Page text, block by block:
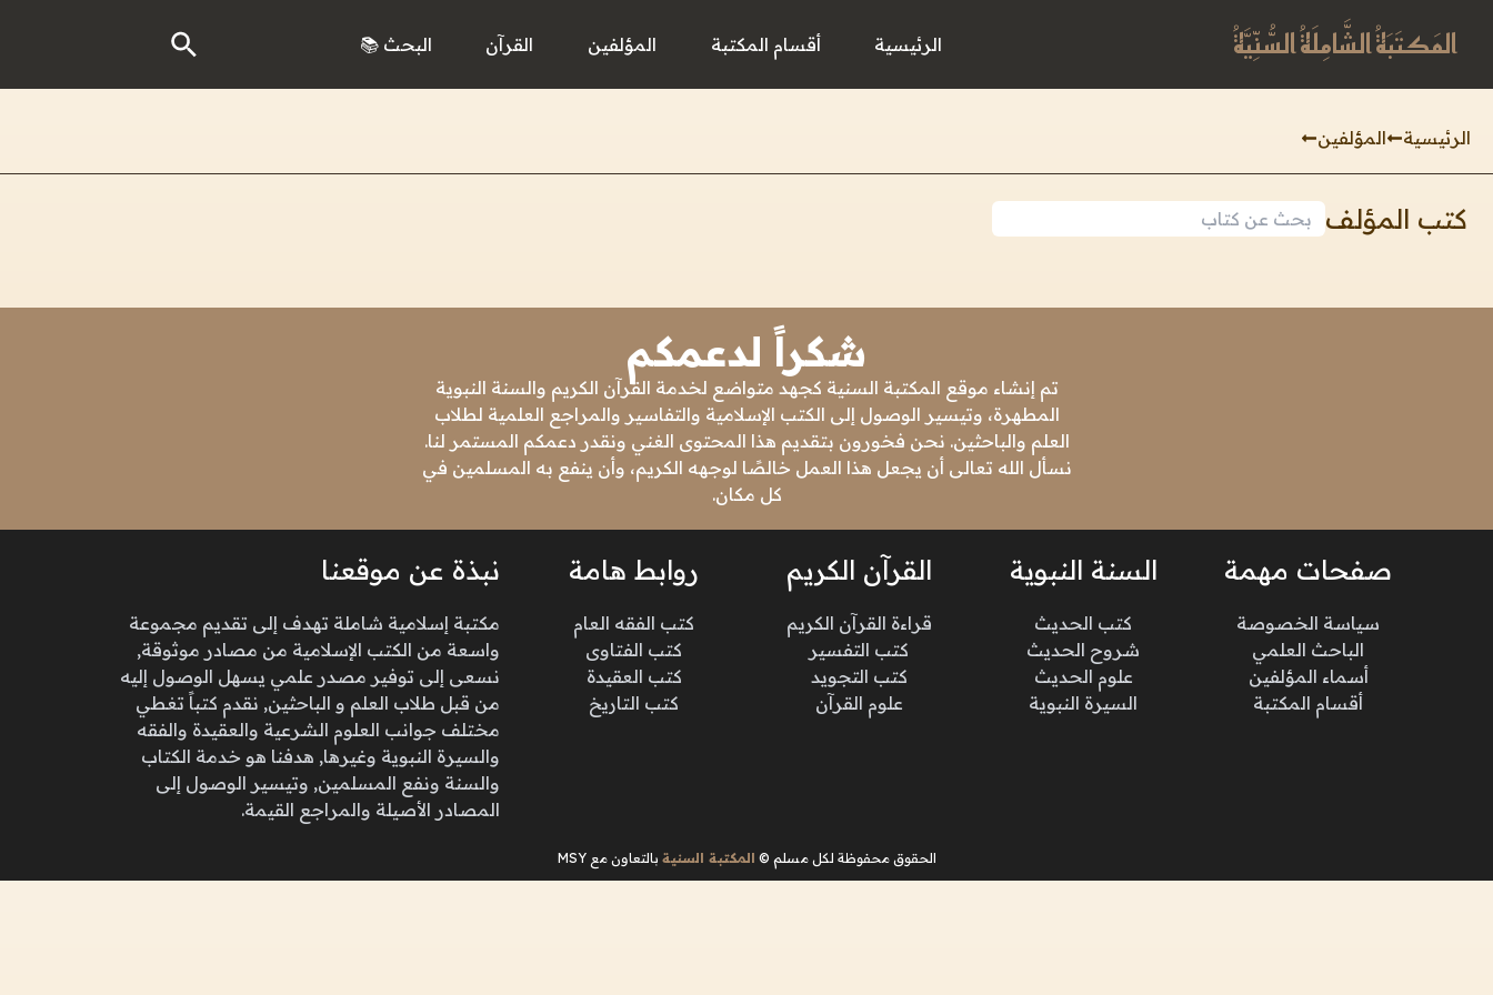
المَكتَبَةُ الشَّامِلَةُ السُّنِّيَّةُ الرئيسية أقسام المكتبة المؤلفين القرآن البحث 📚
الرئيسية المؤلفين
كتب المؤلف
شكراً لدعمكم
تم إنشاء موقع المكتبة السنية كجهد متواضع لخدمة القرآن الكريم والسنة النبوية
المطهرة، وتيسير الوصول إلى الكتب الإسلامية والتفاسير والمراجع العلمية لطلاب
العلم والباحثين. نحن فخورون بتقديم هذا المحتوى الغني ونقدر دعمكم المستمر لنا.
نسأل الله تعالى أن يجعل هذا العمل خالصًا لوجهه الكريم، وأن ينفع به المسلمين في
كل مكان.
صفحات مهمة
سياسة الخصوصة
الباحث العلمي
أسماء المؤلفين
أقسام المكتبة
السنة النبوية
كتب الحديث
شروح الحديث
علوم الحديث
السيرة النبوية
القرآن الكريم
قراءة القرآن الكريم
كتب التفسير
كتب التجويد
علوم القرآن
روابط هامة
كتب الفقه العام
كتب الفتاوى
كتب العقيدة
كتب التاريخ
نبذة عن موقعنا
مكتبة إسلامية شاملة تهدف إلى تقديم مجموعة
واسعة من الكتب الإسلامية من مصادر موثوقة,
نسعى إلى توفير مصدر علمي يسهل الوصول إليه
من قبل طلاب العلم و الباحثين, نقدم كتباً تغطي
مختلف جوانب العلوم الشرعية والعقيدة والفقه
والسيرة النبوية وغيرها, هدفنا هو خدمة الكتاب
والسنة ونفع المسلمين, وتيسير الوصول إلى
المصادر الأصيلة والمراجع القيمة.
الحقوق محفوظة لكل مسلم © المكتبة السنية بالتعاون مع MSY